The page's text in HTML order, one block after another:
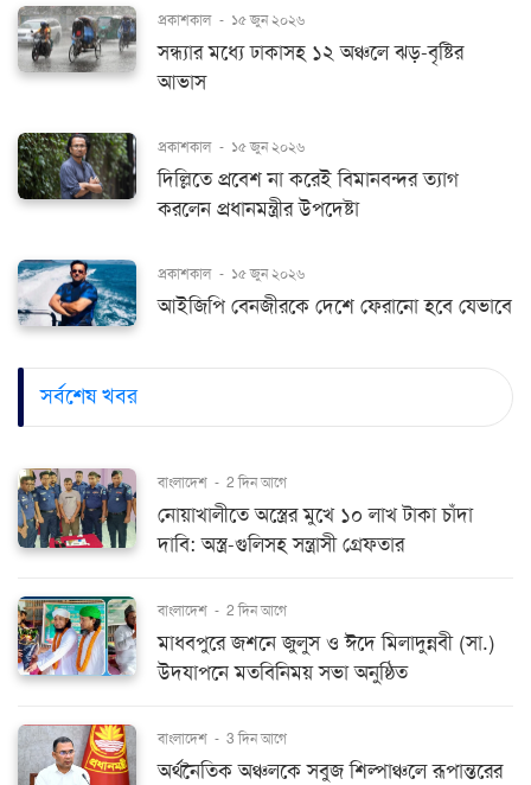
প্রকাশকাল - ১৫ জুন ২০২৬
সন্ধ্যার মধ্যে ঢাকাসহ ১২ অঞ্চলে ঝড়-বৃষ্টির
আভাস
প্রকাশকাল - ১৫ জুন ২০২৬
দিল্লিতে প্রবেশ না করেই বিমানবন্দর ত্যাগ
করলেন প্রধানমন্ত্রীর উপদেষ্টা
প্রকাশকাল - ১৫ জুন ২০২৬
আইজিপি বেনজীরকে দেশে ফেরানো হবে যেভাবে
সর্বশেষ খবর
বাংলাদেশ - 2 দিন আগে
নোয়াখালীতে অস্ত্রের মুখে ১০ লাখ টাকা চাঁদা
দাবি: অস্ত্র-গুলিসহ সন্ত্রাসী গ্রেফতার
বাংলাদেশ - 2 দিন আগে
মাধবপুরে জশনে জুলুস ও ঈদে মিলাদুন্নবী (সা.)
উদযাপনে মতবিনিময় সভা অনুষ্ঠিত
বাংলাদেশ - 3 দিন আগে
অর্থনৈতিক অঞ্চলকে সবুজ শিল্পাঞ্চলে রূপান্তরের